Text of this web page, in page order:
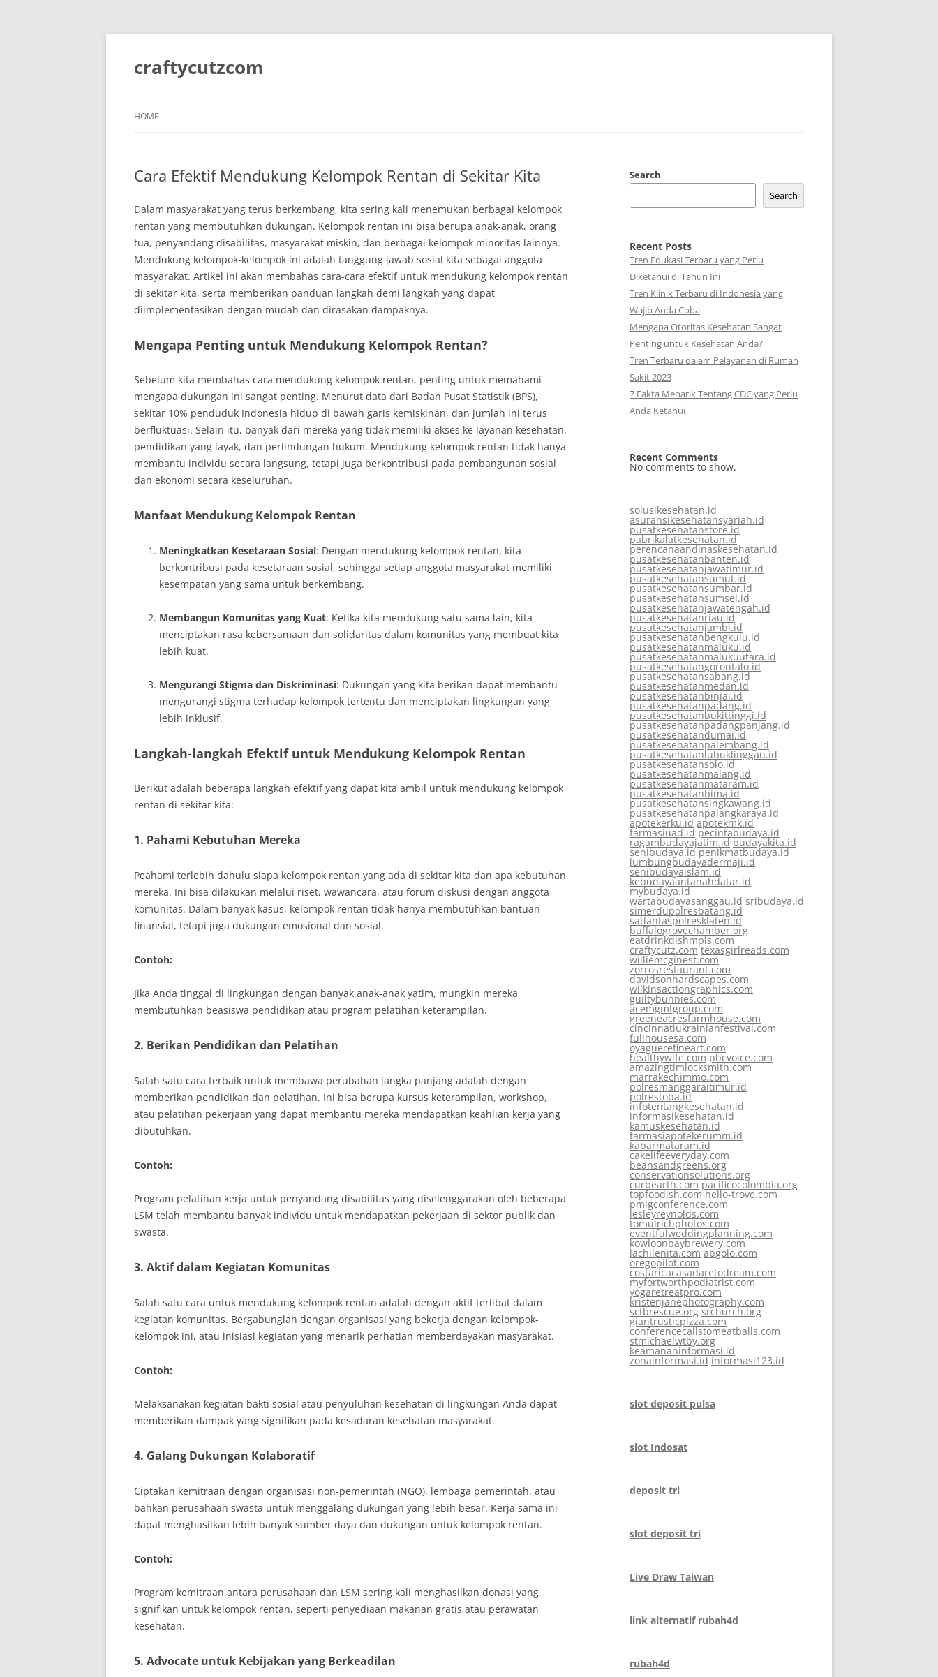
Skip
content
craftycutzcom
HOME
Cara Efektif Mendukung Kelompok Rentan di Sekitar Kita
Dalam masyarakat yang terus berkembang, kita sering kali menemukan berbagai kelompok
rentan yang membutuhkan dukungan. Kelompok rentan ini bisa berupa anak-anak, orang
tua, penyandang disabilitas, masyarakat miskin, dan berbagai kelompok minoritas lainnya.
Mendukung kelompok-kelompok ini adalah tanggung jawab sosial kita sebagai anggota
masyarakat. Artikel ini akan membahas cara-cara efektif untuk mendukung kelompok rentan
di sekitar kita, serta memberikan panduan langkah demi langkah yang dapat
diimplementasikan dengan mudah dan dirasakan dampaknya.
Mengapa Penting untuk Mendukung Kelompok Rentan?
Sebelum kita membahas cara mendukung kelompok rentan, penting untuk memahami
mengapa dukungan ini sangat penting. Menurut data dari Badan Pusat Statistik (BPS),
sekitar 10% penduduk Indonesia hidup di bawah garis kemiskinan, dan jumlah ini terus
berfluktuasi. Selain itu, banyak dari mereka yang tidak memiliki akses ke layanan kesehatan,
pendidikan yang layak, dan perlindungan hukum. Mendukung kelompok rentan tidak hanya
membantu individu secara langsung, tetapi juga berkontribusi pada pembangunan sosial
dan ekonomi secara keseluruhan.
Manfaat Mendukung Kelompok Rentan
Meningkatkan Kesetaraan Sosial: Dengan mendukung kelompok rentan, kita
berkontribusi pada kesetaraan sosial, sehingga setiap anggota masyarakat memiliki
kesempatan yang sama untuk berkembang.
Membangun Komunitas yang Kuat: Ketika kita mendukung satu sama lain, kita
menciptakan rasa kebersamaan dan solidaritas dalam komunitas yang membuat kita
lebih kuat.
Mengurangi Stigma dan Diskriminasi: Dukungan yang kita berikan dapat membantu
mengurangi stigma terhadap kelompok tertentu dan menciptakan lingkungan yang
lebih inklusif.
Langkah-langkah Efektif untuk Mendukung Kelompok Rentan
Berikut adalah beberapa langkah efektif yang dapat kita ambil untuk mendukung kelompok
rentan di sekitar kita:
1. Pahami Kebutuhan Mereka
Peahami terlebih dahulu siapa kelompok rentan yang ada di sekitar kita dan apa kebutuhan
mereka. Ini bisa dilakukan melalui riset, wawancara, atau forum diskusi dengan anggota
komunitas. Dalam banyak kasus, kelompok rentan tidak hanya membutuhkan bantuan
finansial, tetapi juga dukungan emosional dan sosial.
Contoh:
Jika Anda tinggal di lingkungan dengan banyak anak-anak yatim, mungkin mereka
membutuhkan beasiswa pendidikan atau program pelatihan keterampilan.
2. Berikan Pendidikan dan Pelatihan
Salah satu cara terbaik untuk membawa perubahan jangka panjang adalah dengan
memberikan pendidikan dan pelatihan. Ini bisa berupa kursus keterampilan, workshop,
atau pelatihan pekerjaan yang dapat membantu mereka mendapatkan keahlian kerja yang
dibutuhkan.
Contoh:
Program pelatihan kerja untuk penyandang disabilitas yang diselenggarakan oleh beberapa
LSM telah membantu banyak individu untuk mendapatkan pekerjaan di sektor publik dan
swasta.
3. Aktif dalam Kegiatan Komunitas
Salah satu cara untuk mendukung kelompok rentan adalah dengan aktif terlibat dalam
kegiatan komunitas. Bergabunglah dengan organisasi yang bekerja dengan kelompok-
kelompok ini, atau inisiasi kegiatan yang menarik perhatian memberdayakan masyarakat.
Contoh:
Melaksanakan kegiatan bakti sosial atau penyuluhan kesehatan di lingkungan Anda dapat
memberikan dampak yang signifikan pada kesadaran kesehatan masyarakat.
4. Galang Dukungan Kolaboratif
Ciptakan kemitraan dengan organisasi non-pemerintah (NGO), lembaga pemerintah, atau
bahkan perusahaan swasta untuk menggalang dukungan yang lebih besar. Kerja sama ini
dapat menghasilkan lebih banyak sumber daya dan dukungan untuk kelompok rentan.
Contoh:
Program kemitraan antara perusahaan dan LSM sering kali menghasilkan donasi yang
signifikan untuk kelompok rentan, seperti penyediaan makanan gratis atau perawatan
kesehatan.
5. Advocate untuk Kebijakan yang Berkeadilan
Search
Search
Recent Posts
Tren Edukasi Terbaru yang Perlu
Diketahui di Tahun Ini
Tren Klinik Terbaru di Indonesia yang
Wajib Anda Coba
Mengapa Otoritas Kesehatan Sangat
Penting untuk Kesehatan Anda?
Tren Terbaru dalam Pelayanan di Rumah
Sakit 2023
7 Fakta Menarik Tentang CDC yang Perlu
Anda Ketahui
Recent Comments
No comments to show.
solusikesehatan.id
asuransikesehatansyariah.id
pusatkesehatanstore.id
pabrikalatkesehatan.id
perencanaandinaskesehatan.id
pusatkesehatanbanten.id
pusatkesehatanjawatimur.id
pusatkesehatansumut.id
pusatkesehatansumbar.id
pusatkesehatansumsel.id
pusatkesehatanjawatengah.id
pusatkesehatanriau.id
pusatkesehatanjambi.id
pusatkesehatanbengkulu.id
pusatkesehatanmaluku.id
pusatkesehatanmalukuutara.id
pusatkesehatangorontalo.id
pusatkesehatansabang.id
pusatkesehatanmedan.id
pusatkesehatanbinjai.id
pusatkesehatanpadang.id
pusatkesehatanbukittinggi.id
pusatkesehatanpadangpanjang.id
pusatkesehatandumai.id
pusatkesehatanpalembang.id
pusatkesehatanlubuklinggau.id
pusatkesehatansolo.id
pusatkesehatanmalang.id
pusatkesehatanmataram.id
pusatkesehatanbima.id
pusatkesehatansingkawang.id
pusatkesehatanpalangkaraya.id
apotekerku.id apotekmk.id
farmasiuad.id pecintabudaya.id
ragambudayajatim.id budayakita.id
senibudaya.id penikmatbudaya.id
lumbungbudayadermaji.id
senibudayaislam.id
kebudayaantanahdatar.id
mybudaya.id
wartabudayasanggau.id sribudaya.id
simerdupolresbatang.id
satlantaspolresklaten.id
buffalogrovechamber.org
eatdrinkdishmpls.com
craftycutz.com texasgirlreads.com
williemcginest.com
zorrosrestaurant.com
davidsonhardscapes.com
wilkinsactiongraphics.com
guiltybunnies.com
acemgmtgroup.com
greeneacresfarmhouse.com
cincinnatiukrainianfestival.com
fullhousesa.com
oyaguerefineart.com
healthywife.com pbcvoice.com
amazingtimlocksmith.com
marrakechimmo.com
polresmanggaraitimur.id
polrestoba.id
infotentangkesehatan.id
informasikesehatan.id
kamuskesehatan.id
farmasiapotekerumm.id
kabarmataram.id
cakelifeeveryday.com
beansandgreens.org
conservationsolutions.org
curbearth.com pacificocolombia.org
topfoodish.com hello-trove.com
pmigconference.com
lesleyreynolds.com
tomulrichphotos.com
eventfulweddingplanning.com
kowloonbaybrewery.com
lachilenita.com abgolo.com
oregopilot.com
costaricacasadaretodream.com
myfortworthpodiatrist.com
yogaretreatpro.com
kristenjanephotography.com
sctbrescue.org srchurch.org
giantrusticpizza.com
conferencecallstomeatballs.com
stmichaelwtby.org
keamananinformasi.id
zonainformasi.id informasi123.id
slot deposit pulsa
slot Indosat
deposit tri
slot deposit tri
Live Draw Taiwan
link alternatif rubah4d
rubah4d